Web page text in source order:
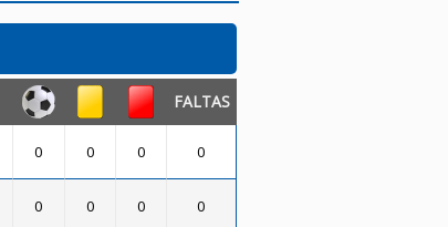
FALTAS
0 0 0 0
0 0 0 0